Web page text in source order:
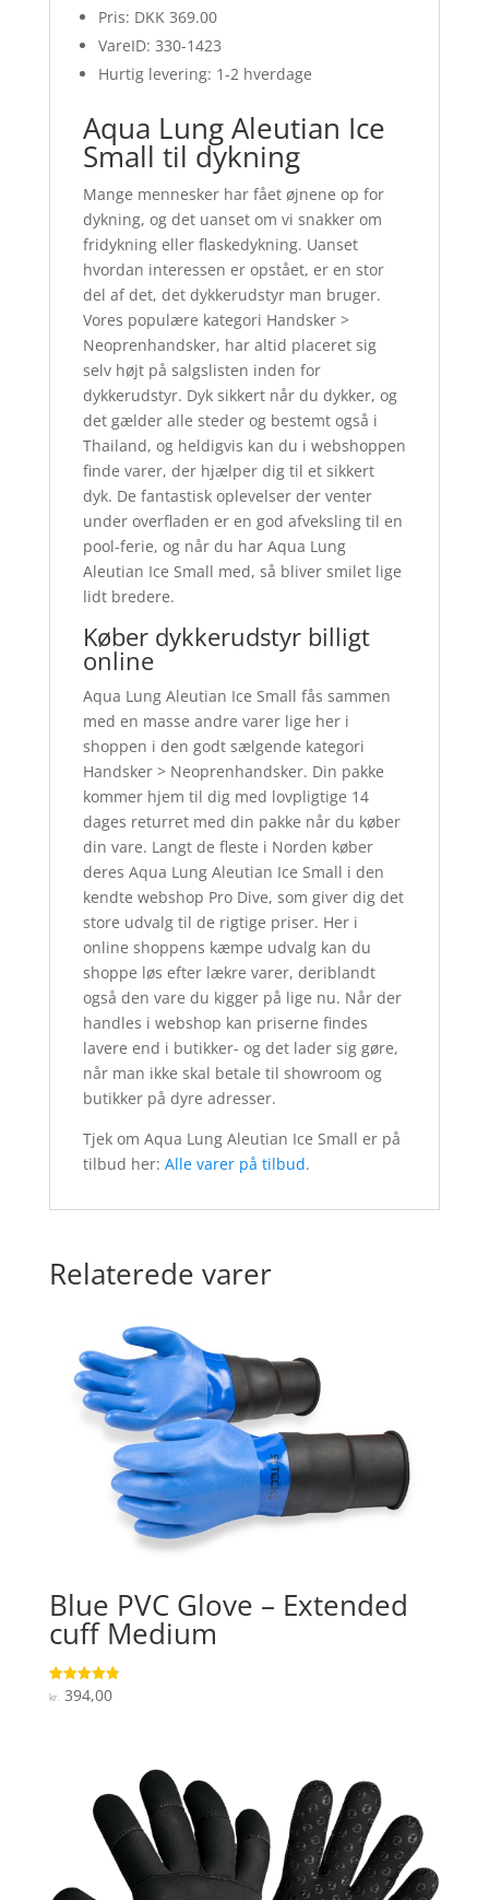
Pris: DKK 369.00
VareID: 330-1423
Hurtig levering: 1-2 hverdage
Aqua Lung Aleutian Ice
Small til dykning
Mange mennesker har fået øjnene op for
dykning, og det uanset om vi snakker om
fridykning eller flaskedykning. Uanset
hvordan interessen er opstået, er en stor
del af det, det dykkerudstyr man bruger.
Vores populære kategori Handsker >
Neoprenhandsker, har altid placeret sig
selv højt på salgslisten inden for
dykkerudstyr. Dyk sikkert når du dykker, og
det gælder alle steder og bestemt også i
Thailand, og heldigvis kan du i webshoppen
finde varer, der hjælper dig til et sikkert
dyk. De fantastisk oplevelser der venter
under overfladen er en god afveksling til en
pool-ferie, og når du har Aqua Lung
Aleutian Ice Small med, så bliver smilet lige
lidt bredere.
Køber dykkerudstyr billigt
online
Aqua Lung Aleutian Ice Small fås sammen
med en masse andre varer lige her i
shoppen i den godt sælgende kategori
Handsker > Neoprenhandsker. Din pakke
kommer hjem til dig med lovpligtige 14
dages returret med din pakke når du køber
din vare. Langt de fleste i Norden køber
deres Aqua Lung Aleutian Ice Small i den
kendte webshop Pro Dive, som giver dig det
store udvalg til de rigtige priser. Her i
online shoppens kæmpe udvalg kan du
shoppe løs efter lækre varer, deriblandt
også den vare du kigger på lige nu. Når der
handles i webshop kan priserne findes
lavere end i butikker- og det lader sig gøre,
når man ikke skal betale til showroom og
butikker på dyre adresser.
Tjek om Aqua Lung Aleutian Ice Small er på
tilbud her: Alle varer på tilbud.
Relaterede varer
Blue PVC Glove – Extended
cuff Medium
Vurderet
4.9
kr.394,00